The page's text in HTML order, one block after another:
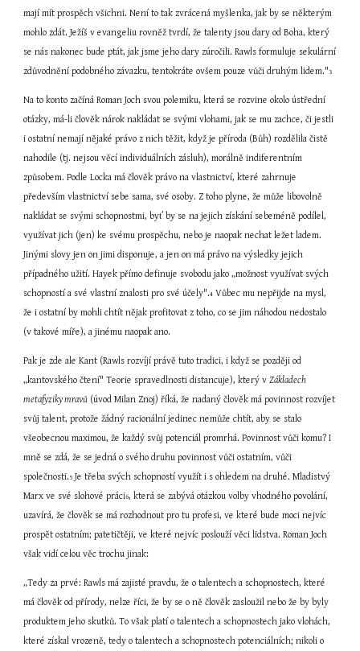
mají mít prospěch všichni. Není to tak zvrácená myšlenka, jak by se některým
mohlo zdát. Ježíš v evangeliu rovněž tvrdí, že talenty jsou dary od Boha, který
se nás nakonec bude ptát, jak jsme jeho dary zúročili. Rawls formuluje sekulární
zdůvodnění podobného závazku, tentokráte ovšem pouze vůči druhým lidem."3
Na to konto začíná Roman Joch svou polemiku, která se rozvine okolo ústřední
otázky, má-li člověk nárok nakládat se svými vlohami, jak se mu zachce, či jestli
i ostatní nemají nějaké právo z nich těžit, když je příroda (Bůh) rozdělila čistě
nahodile (tj. nejsou věcí individuálních zásluh), morálně indiferentním
způsobem. Podle Locka má člověk právo na vlastnictví, které zahrnuje
především vlastnictví sebe sama, své osoby. Z toho plyne, že může libovolně
nakládat se svými schopnostmi, byť by se na jejich získání sebeméně podílel,
využívat jich (jen) ke svému prospěchu, nebo je naopak nechat ležet ladem.
Jinými slovy jen on jimi disponuje, a jen on má právo na výsledky jejich
případného užití. Hayek přímo definuje svobodu jako „možnost využívat svých
schopností a své vlastní znalosti pro své účely".4 Vůbec mu nepřijde na mysl,
že i ostatní by mohli chtít nějak profitovat z toho, co se jim náhodou nedostalo
(v takové míře), a jinému naopak ano.
Pak je zde ale Kant (Rawls rozvíjí právě tuto tradici, i když se později od
„kantovského čtení" Teorie spravedlnosti distancuje), který v Základech
metafyziky mravů (úvod Milan Znoj) říká, že nadaný člověk má povinnost rozvíjet
svůj talent, protože žádný racionální jedinec nemůže chtít, aby se stalo
všeobecnou maximou, že každý svůj potenciál promrhá. Povinnost vůči komu? I
mně se zdá, že se jedná o svého druhu povinnost vůči ostatním, vůči
společnosti.5 Je třeba svých schopností využít i s ohledem na druhé. Mladistvý
Marx ve své slohové práci6, která se zabývá otázkou volby vhodného povolání,
uzavírá, že člověk se má rozhodnout pro tu profesi, ve které bude moci nejvíc
prospět ostatním; patetičtěji, ve které nejvíc poslouží věci lidstva. Roman Joch
však vidí celou věc trochu jinak:
„Tedy za prvé: Rawls má zajisté pravdu, že o talentech a schopnostech, které
má člověk od přírody, nelze říci, že by se o ně člověk zasloužil nebo že by byly
produktem jeho skutků. To však platí o talentech a schopnostech jako vlohách,
které získal vrozeně, tedy o talentech a schopnostech potenciálních; nikoli o